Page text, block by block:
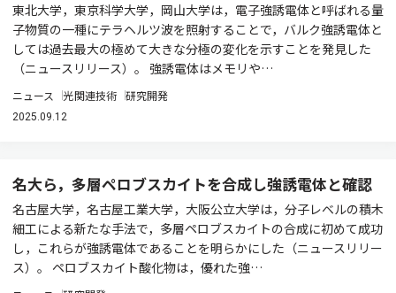
東北大学，東京科学大学，岡山大学は，電子強誘電体と呼ばれる量
子物質の一種にテラヘルツ波を照射することで，バルク強誘電体と
しては過去最大の極めて大きな分極の変化を示すことを発見した
（ニュースリリース）。 強誘電体はメモリや…
ニュース 光関連技術 研究開発
2025.09.12
名大ら，多層ペロブスカイトを合成し強誘電体と確認
名古屋大学，名古屋工業大学，大阪公立大学は，分子レベルの積木
細工による新たな手法で，多層ペロブスカイトの合成に初めて成功
し，これらが強誘電体であることを明らかにした（ニュースリリー
ス）。 ペロブスカイト酸化物は，優れた強…